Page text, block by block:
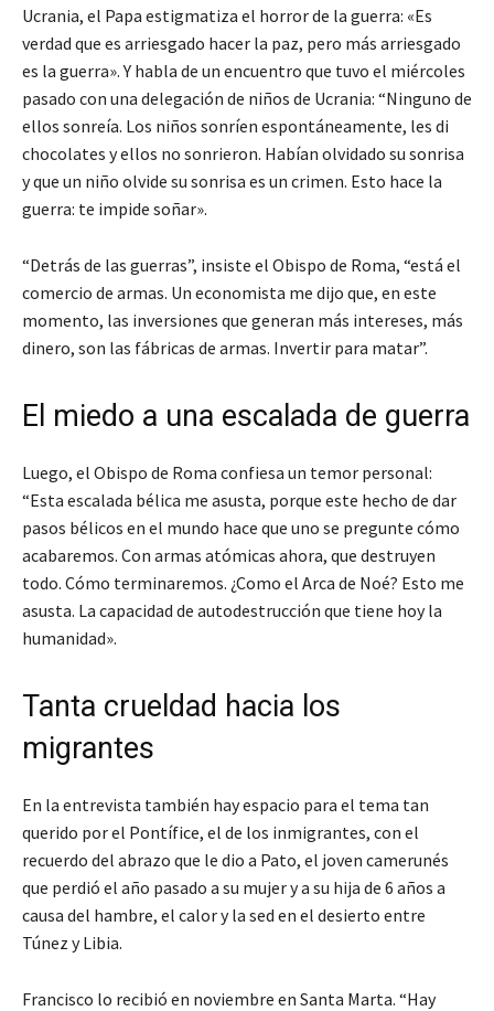
Ucrania, el Papa estigmatiza el horror de la guerra: «Es
verdad que es arriesgado hacer la paz, pero más arriesgado
es la guerra». Y habla de un encuentro que tuvo el miércoles
pasado con una delegación de niños de Ucrania: “Ninguno de
ellos sonreía. Los niños sonríen espontáneamente, les di
chocolates y ellos no sonrieron. Habían olvidado su sonrisa
y que un niño olvide su sonrisa es un crimen. Esto hace la
guerra: te impide soñar».
“Detrás de las guerras”, insiste el Obispo de Roma, “está el
comercio de armas. Un economista me dijo que, en este
momento, las inversiones que generan más intereses, más
dinero, son las fábricas de armas. Invertir para matar”.
El miedo a una escalada de guerra
Luego, el Obispo de Roma confiesa un temor personal:
“Esta escalada bélica me asusta, porque este hecho de dar
pasos bélicos en el mundo hace que uno se pregunte cómo
acabaremos. Con armas atómicas ahora, que destruyen
todo. Cómo terminaremos. ¿Como el Arca de Noé? Esto me
asusta. La capacidad de autodestrucción que tiene hoy la
humanidad».
Tanta crueldad hacia los
migrantes
En la entrevista también hay espacio para el tema tan
querido por el Pontífice, el de los inmigrantes, con el
recuerdo del abrazo que le dio a Pato, el joven camerunés
que perdió el año pasado a su mujer y a su hija de 6 años a
causa del hambre, el calor y la sed en el desierto entre
Túnez y Libia.
Francisco lo recibió en noviembre en Santa Marta. “Hay